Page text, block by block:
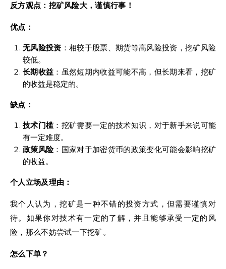
反方观点：挖矿风险大，谨慎行事！
优点：
无风险投资 ：相较于股票、期货等高风险投资，挖矿风险
较低。
长期收益 ：虽然短期内收益可能不高，但长期来看，挖矿
的收益是稳定的。
缺点：
技术门槛：挖矿需要一定的技术知识，对于新手来说可能
有一定难度。
政策风险：国家对于加密货币的政策变化可能会影响挖矿
的收益。
个人立场及理由：
我个人认为，挖矿是一种不错的投资方式，但需要谨慎对
待。如果你对技术有一定的了解，并且能够承受一定的风
险，那么不妨尝试一下挖矿。
怎么下单？